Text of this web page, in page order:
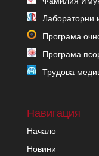
Лабораторни
Програма
Програма
Трудова
Навигация
Начало
Новини